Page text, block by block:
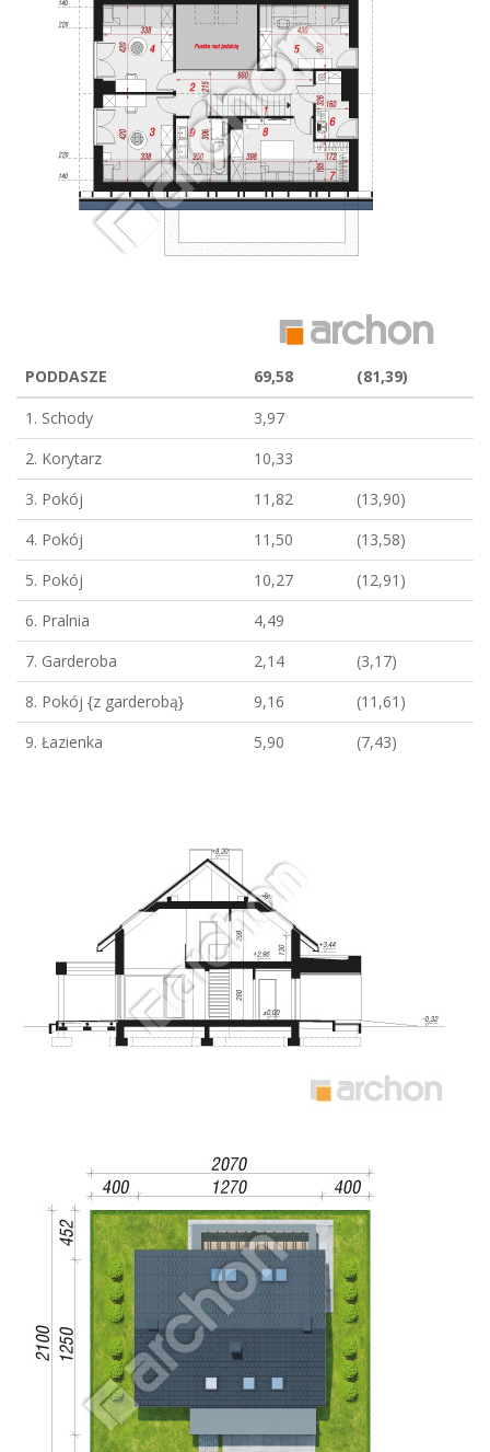
PODDASZE 69,58
(81,39)
1. Schody
3,97
2. Korytarz
10,33
3. Pokój
11,82
(13,90)
4. Pokój
11,50
(13,58)
5. Pokój
10,27
(12,91)
6. Pralnia
4,49
7. Garderoba
2,14
(3,17)
8. Pokój {z garderobą}
9,16
(11,61)
9. Łazienka
5,90 (7,43)